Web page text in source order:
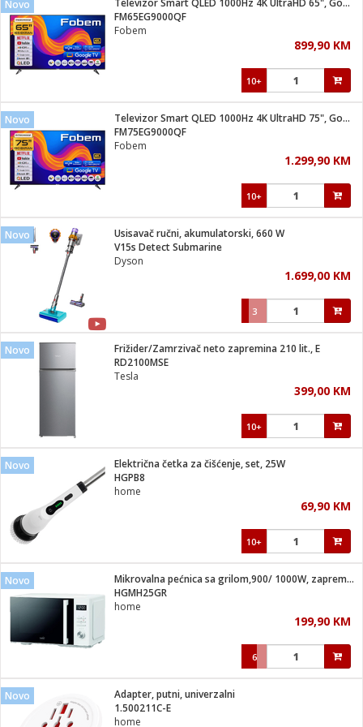
pribor
pribor
Vitrine
Sušilica
/ Zdravlje
za kosu
brijanje
pribor
tuš
i kutije
gorivo
Novo
Televizor Smart QLED 1000Hz 4K UltraHD 65", Google TV
FM65EG9000QF
Fobem
899,90 KM
10+
Novo
Televizor Smart QLED 1000Hz 4K UltraHD 75", Google TV
FM75EG9000QF
Fobem
1.299,90 KM
10+
Novo
Usisavač ručni, akumulatorski, 660 W
V15s Detect Submarine
Dyson
1.699,00 KM
3
Novo
Frižider/Zamrzivač neto zapremina 210 lit., E
RD2100MSE
Tesla
399,00 KM
10+
Novo
Električna četka za čišćenje, set, 25W
HGPB8
home
69,90 KM
10+
Novo
Mikrovalna pećnica sa grilom,900/ 1000W, zapremina 25 lit.
HGMH25GR
home
199,90 KM
6
Novo
Adapter, putni, univerzalni
1.500211C-E
home